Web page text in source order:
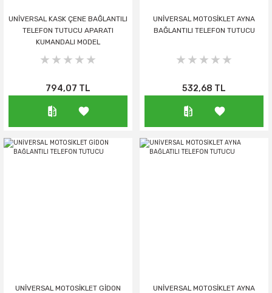
UNİVERSAL KASK ÇENE BAĞLANTILI
TELEFON TUTUCU APARATI
KUMANDALI MODEL
794,07 TL
UNİVERSAL MOTOSİKLET AYNA
BAĞLANTILI TELEFON TUTUCU
532,68 TL
UNİVERSAL MOTOSİKLET GİDON
UNİVERSAL MOTOSİKLET AYNA